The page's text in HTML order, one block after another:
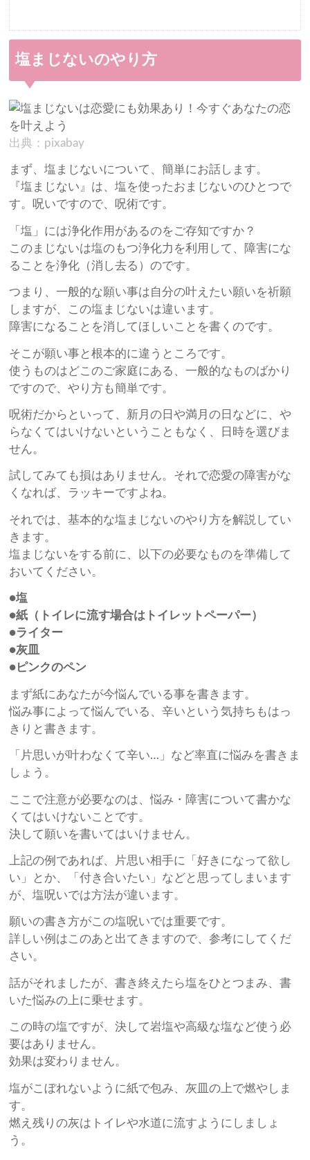
塩まじないのやり方
出典：pixabay
まず、塩まじないについて、簡単にお話します。
『塩まじない』は、塩を使ったおまじないのひとつで
す。呪いですので、呪術です。
「塩」には浄化作用があるのをご存知ですか？
このまじないは塩のもつ浄化力を利用して、障害にな
ることを浄化（消し去る）のです。
つまり、一般的な願い事は自分の叶えたい願いを祈願
しますが、この塩まじないは違います。
障害になることを消してほしいことを書くのです。
そこが願い事と根本的に違うところです。
使うものはどこのご家庭にある、一般的なものばかり
ですので、やり方も簡単です。
呪術だからといって、新月の日や満月の日などに、や
らなくてはいけないということもなく、日時を選びま
せん。
試してみても損はありません。それで恋愛の障害がな
くなれば、ラッキーですよね。
それでは、基本的な塩まじないのやり方を解説してい
きます。
塩まじないをする前に、以下の必要なものを準備して
おいてください。
●塩
●紙（トイレに流す場合はトイレットペーパー）
●ライター
●灰皿
●ピンクのペン
まず紙にあなたが今悩んでいる事を書きます。
悩み事によって悩んでいる、辛いという気持ちもはっ
きりと書きます。
「片思いが叶わなくて辛い…」など率直に悩みを書きま
しょう。
ここで注意が必要なのは、悩み・障害について書かな
くてはいけないことです。
決して願いを書いてはいけません。
上記の例であれば、片思い相手に「好きになって欲し
い」とか、「付き合いたい」などと思ってしまいます
が、塩呪いでは方法が違います。
願いの書き方がこの塩呪いでは重要です。
詳しい例はこのあと出てきますので、参考にしてくだ
さい。
話がそれましたが、書き終えたら塩をひとつまみ、書
いた悩みの上に乗せます。
この時の塩ですが、決して岩塩や高級な塩など使う必
要はありません。
効果は変わりません。
塩がこぼれないように紙で包み、灰皿の上で燃やしま
す。
燃え残りの灰はトイレや水道に流すようにしましょ
う。